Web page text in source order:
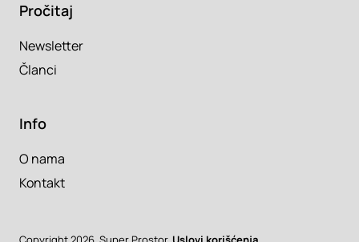
Pročitaj
Newsletter
Članci
Info
O nama
Kontakt